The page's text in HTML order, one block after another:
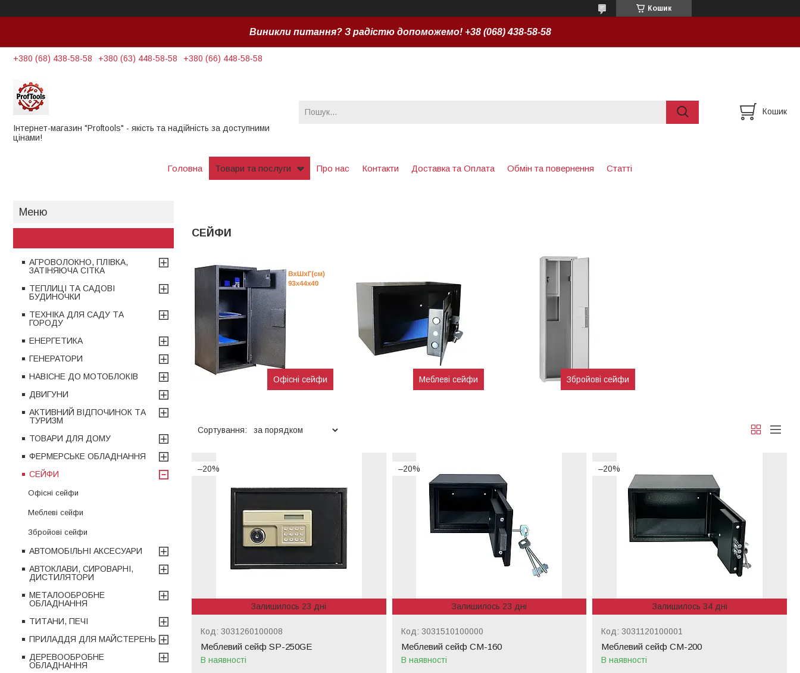
Кошик
Виникли питання? З радістю допоможемо! +38 (068) 438-58-58
+380 (68) 438-58-58 +380 (63) 448-58-58 +380 (66) 448-58-58
Інтернет-магазин "Proftools" - якість та надійність за доступними
цінами!
Кошик
Головна Товари та послуги Про нас Контакти Доставка та Оплата Обмін та повернення Статті
СЕЙФИ
Офісні сейфи Меблеві сейфи Збройові сейфи
–20%
Залишилось 23 дні
3031260100008
Меблевий сейф SP-250GE
В наявності
–20%
Залишилось 23 дні
3031510100000
Меблевий сейф СМ-160
В наявності
–20%
Залишилось 34 дні
3031120100001
Меблевий сейф СМ-200
В наявності
АГРОВОЛОКНО, ПЛІВКА,
ЗАТІНЯЮЧА СІТКА
ТЕПЛИЦІ ТА САДОВІ
БУДИНОЧКИ
ТЕХНІКА ДЛЯ САДУ ТА
ГОРОДУ
ЕНЕРГЕТИКА
ГЕНЕРАТОРИ
НАВІСНЕ ДО МОТОБЛОКІВ
ДВИГУНИ
АКТИВНИЙ ВІДПОЧИНОК ТА
ТУРИЗМ
ТОВАРИ ДЛЯ ДОМУ
ФЕРМЕРСЬКЕ ОБЛАДНАННЯ
СЕЙФИ
Офісні сейфи
Меблеві сейфи
Збройові сейфи
АВТОМОБІЛЬНІ АКСЕСУАРИ
АВТОКЛАВИ, СИРОВАРНІ,
ДИСТИЛЯТОРИ
МЕТАЛООБРОБНЕ
ОБЛАДНАННЯ
ТИТАНИ, ПЕЧІ
ПРИЛАДДЯ ДЛЯ МАЙСТЕРЕНЬ
ДЕРЕВООБРОБНЕ
ОБЛАДНАННЯ